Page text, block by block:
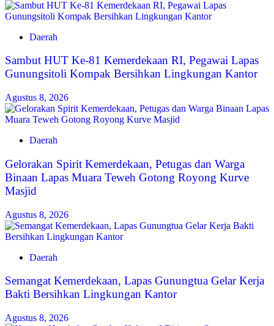
Daerah
Sambut HUT Ke-81 Kemerdekaan RI, Pegawai Lapas
Gunungsitoli Kompak Bersihkan Lingkungan Kantor
Agustus 8, 2026
Daerah
Gelorakan Spirit Kemerdekaan, Petugas dan Warga
Binaan Lapas Muara Teweh Gotong Royong Kurve
Masjid
Agustus 8, 2026
Daerah
Semangat Kemerdekaan, Lapas Gunungtua Gelar Kerja
Bakti Bersihkan Lingkungan Kantor
Agustus 8, 2026